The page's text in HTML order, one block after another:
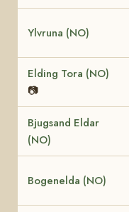
Ylvruna (NO)
Elding Tora (NO)
📷
Bjugsand Eldar
(NO)
Bogenelda (NO)